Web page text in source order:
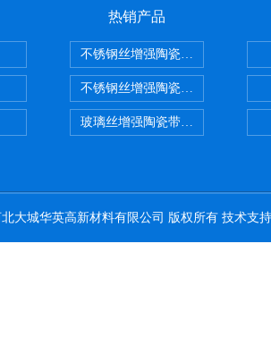
热销产品
不锈钢丝增强陶瓷纤维布，陶瓷布
不锈钢丝增强陶瓷纤维布应用范围
玻璃丝增强陶瓷带，硅酸铝纤维
大城华英高新材料有限公司 版权所有 技术支